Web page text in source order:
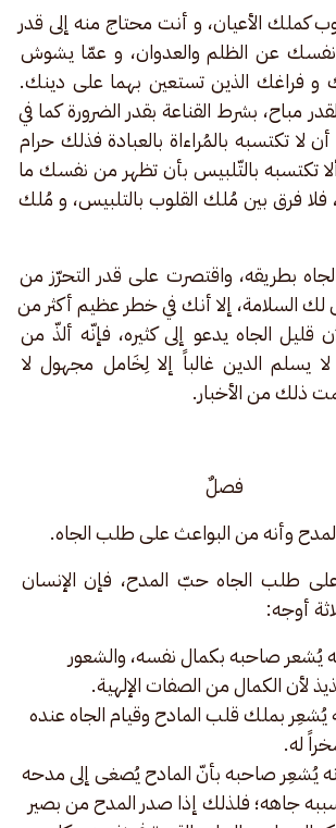
نعم مُلك القلوب كملك الأعيان‌، و أنت محتاج منه إلى قدر
عن الظلم والعدوان، و عمّا يشوش
فراغك الذين تستعين بهما على دينك.
مباح، بشرط القناعة بقدر الضرورة كما في
لا تكتسبه بالمُراءاة بالعبادة فذلك حرام
كما سيأتي؛ و ألا تكتسبه بالتّلبيس‌ بأن تظهر من نفسك ما
فرق بين مُلك القلوب بالتلبيس، و مُلك
بطريقه، واقتصرت على قدر التحرّز من
لك السلامة، إلا أنك في خطر عظيم أكثر من
قليل الجاه يدعو إلى كثيره، فإنّه ألذّ من
لا يسلم الدين غالباً إلا لِخَامل مجهول لا
ذلك من الأخبار.
فصلٌ
وأنه من البواعث على طلب الجاه.
طلب الجاه حبّ المدح، فإن الإنسان
أوجه:
يُشعر صاحبه بكمال نفسه، والشعور
لأن الكمال من الصفات الإلهية.
يُشعِر بملك قلب المادح وقيام الجاه عنده
له.
يُشعِر صاحبه بأنّ المادح يُصغى إلى مدحه
جاهه؛ فلذلك إذا صدر المدح من بصير